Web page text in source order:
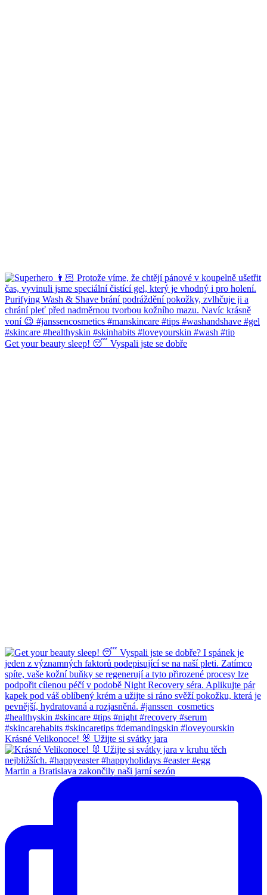
Get your beauty sleep! 😴 Vyspali jste se dobře
Krásné Velikonoce! 🐰 Užijte si svátky jara
Martin a Bratislava zakončily naši jarní sezón